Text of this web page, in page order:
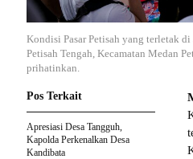
Kondisi Pasar Petisah yang terletak
Petisah Tengah, Kecamatan Medan
prihatinkan.
Pos Terkait
Apresiasi Desa Tangguh,
Kapolda Perkenalkan Desa
Kandibata